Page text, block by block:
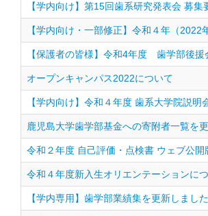
【学内向け】第15回歯系研究発表会 募
【学内向け・一部修正】令和４年（
【保護者の皆様】令和4年度 歯学部後援
オープンキャンパス2022について
【学内向け】令和４年度 歯系大学院説明
鹿児島大学歯学部基金への寄附者一覧を
令和２年度 自己評価・点検書 ウェブ公
令和４年度新入生オリエンテーションに
【学内専用】歯学部業績集を更新しました